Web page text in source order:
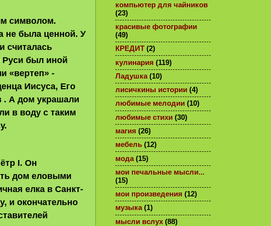
символом.
не была ценной. У
считалась
был иной
«вертеп» -
Иисуса, Его
. А дом украшали
в воду с таким
I. Он
дом еловыми
елка в Санкт-
и окончательно
компьютер для чайников
(23)
красивые фотографии
(49)
КРЕДИТ (2)
кулинария (119)
Ладушка (10)
лисичкины истории (4)
любимые мелодии (10)
любимые стихи (30)
магия (26)
мебель (12)
мода (15)
мои печальные мысли...
(15)
мои произведения (12)
музыка (1)
мысли вслух (88)